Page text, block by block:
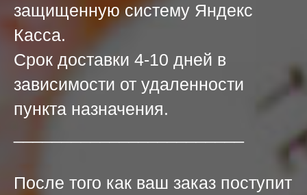
защищенную систему Яндекс
Касса.
Срок доставки 4-10 дней в
зависимости от удаленности
пункта назначения.
После того как ваш заказ поступит